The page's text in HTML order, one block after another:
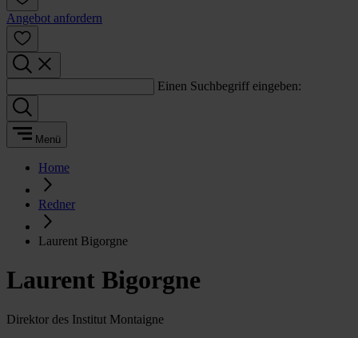
Angebot anfordern
Einen Suchbegriff eingeben:
Menü
Home
Redner
Laurent Bigorgne
Laurent Bigorgne
Direktor des Institut Montaigne